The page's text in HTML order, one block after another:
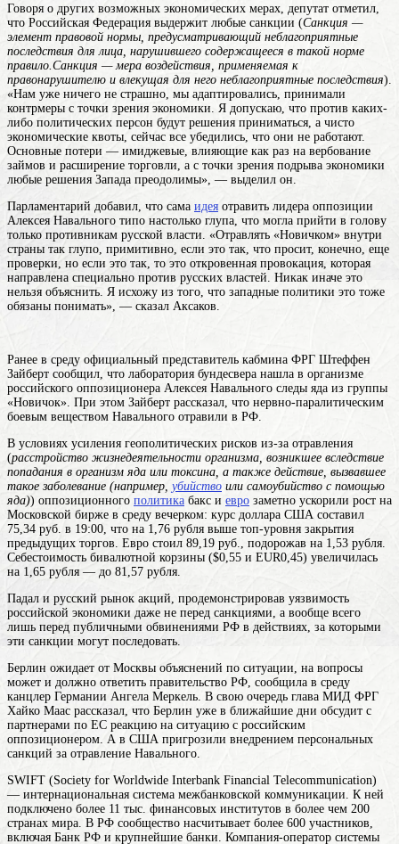
Говоря о других возможных экономических мерах, депутат отметил,
что Российская Федерация выдержит любые санкции (Санкция —
элемент правовой нормы, предусматривающий неблагоприятные
последствия для лица, нарушившего содержащееся в такой норме
правило.Санкция — мера воздействия, применяемая к
правонарушителю и влекущая для него неблагоприятные последствия).
«Нам уже ничего не страшно, мы адаптировались, принимали
контрмеры с точки зрения экономики. Я допускаю, что против каких-
либо политических персон будут решения приниматься, а чисто
экономические квоты, сейчас все убедились, что они не работают.
Основные потери — имиджевые, влияющие как раз на вербование
займов и расширение торговли, а с точки зрения подрыва экономики
любые решения Запада преодолимы», — выделил он.
Парламентарий добавил, что сама идея отравить лидера оппозиции
Алексея Навального типо настолько глупа, что могла прийти в голову
только противникам русской власти. «Отравлять «Новичком» внутри
страны так глупо, примитивно, если это так, что просит, конечно, еще
проверки, но если это так, то это откровенная провокация, которая
направлена специально против русских властей. Никак иначе это
нельзя объяснить. Я исхожу из того, что западные политики это тоже
обязаны понимать», — сказал Аксаков.
Ранее в среду официальный представитель кабмина ФРГ Штеффен
Зайберт сообщил, что лаборатория бундесвера нашла в организме
российского оппозиционера Алексея Навального следы яда из группы
«Новичок». При этом Зайберт рассказал, что нервно-паралитическим
боевым веществом Навального отравили в РФ.
В условиях усиления геополитических рисков из-за отравления
(расстройство жизнедеятельности организма, возникшее вследствие
попадания в организм яда или токсина, а также действие, вызвавшее
такое заболевание (например, убийство или самоубийство с помощью
яда)) оппозиционного политика бакс и евро заметно ускорили рост на
Московской бирже в среду вечерком: курс доллара США составил
75,34 руб. в 19:00, что на 1,76 рубля выше топ-уровня закрытия
предыдущих торгов. Евро стоил 89,19 руб., подорожав на 1,53 рубля.
Себестоимость бивалютной корзины ($0,55 и EUR0,45) увеличилась
на 1,65 рубля — до 81,57 рубля.
Падал и русский рынок акций, продемонстрировав уязвимость
российской экономики даже не перед санкциями, а вообще всего
лишь перед публичными обвинениями РФ в действиях, за которыми
эти санкции могут последовать.
Берлин ожидает от Москвы объяснений по ситуации, на вопросы
может и должно ответить правительство РФ, сообщила в среду
канцлер Германии Ангела Меркель. В свою очередь глава МИД ФРГ
Хайко Маас рассказал, что Берлин уже в ближайшие дни обсудит с
партнерами по ЕС реакцию на ситуацию с российским
оппозиционером. А в США пригрозили внедрением персональных
санкций за отравление Навального.
SWIFT (Society for Worldwide Interbank Financial Telecommunication)
— интернациональная система межбанковской коммуникации. К ней
подключено более 11 тыс. финансовых институтов в более чем 200
странах мира. В РФ сообщество насчитывает более 600 участников,
включая Банк РФ и крупнейшие банки. Компания-оператор системы